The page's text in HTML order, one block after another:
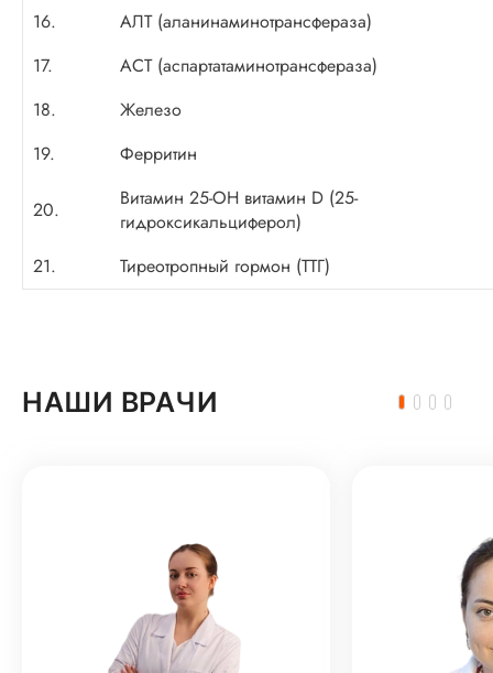
16.
АЛТ (аланинаминотрансфераза)
17.
АСТ (аспартатаминотрансфераза)
18.
Железо
19.
Ферритин
20.
Витамин 25-ОН витамин D (25-
гидроксикальциферол)
21.
Тиреотропный гормон (ТТГ)
НАШИ ВРАЧИ